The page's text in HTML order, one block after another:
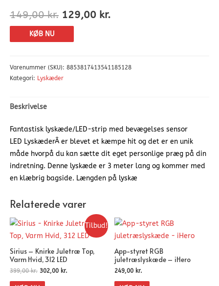
149,00kr. 129,00 kr.
KØB NU
Varenummer (SKU): 8853817413541185128
Kategori: Lyskæder
Beskrivelse
Fantastisk lyskæde/LED-strip med bevægelses sensor
LED LyskæderÂ er blevet et kæmpe hit og det er en unik
måde hvorpå du kan sætte dit eget personlige præg på din
indretning. Denne lyskæde er 3 meter lang og kommer med
en klæbrig bagside. Længden på lyskæ
Relaterede varer
Tilbud!
Sirius – Knirke Juletræ Top,
Varm Hvid, 312 LED
399,00kr. 302,00 kr.
App-styret RGB
juletræslyskæde – iHero
249,00 kr.